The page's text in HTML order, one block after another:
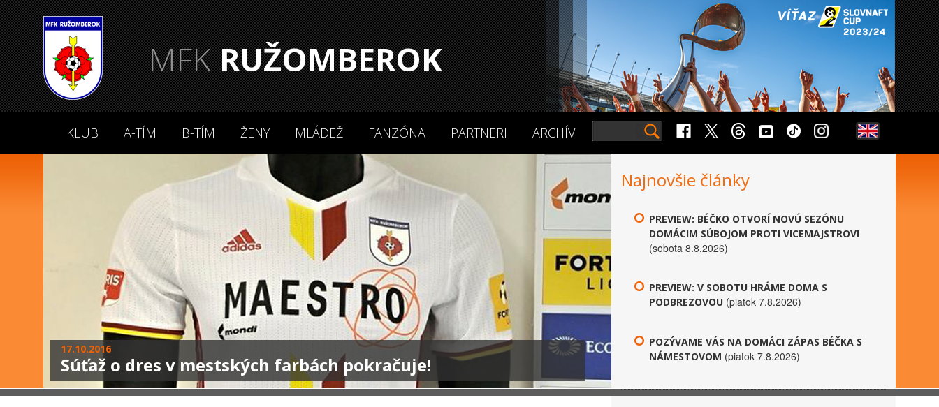
MFKRUŽOMBEROK
KLUB A-TÍM B-TÍM ŽENY MLÁDEŽ FANZÓNA PARTNERI ARCHÍV
17.10.2016
Súťaž o dres v mestských farbách pokračuje!
Najnovšie články
PREVIEW: BÉČKO OTVORÍ NOVÚ SEZÓNU
DOMÁCIM SÚBOJOM PROTI VICEMAJSTROVI
(sobota 8.8.2026)
PREVIEW: V SOBOTU HRÁME DOMA S
PODBREZOVOU (piatok 7.8.2026)
POZÝVAME VÁS NA DOMÁCI ZÁPAS BÉČKA S
NÁMESTOVOM (piatok 7.8.2026)